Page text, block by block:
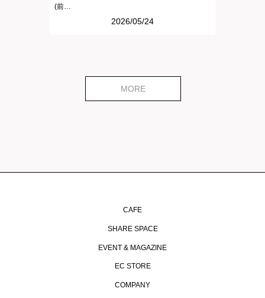
(前…
2026/05/24
MORE
CAFE
SHARE SPACE
EVENT & MAGAZINE
EC STORE
COMPANY